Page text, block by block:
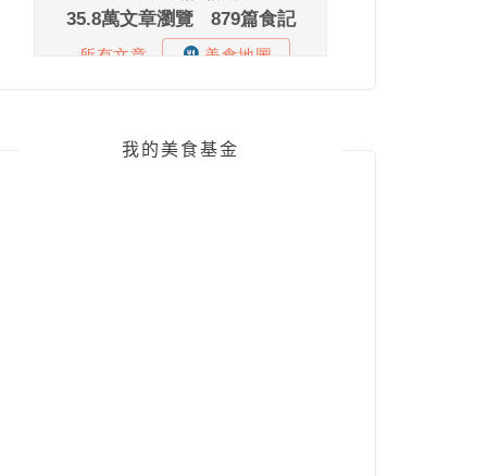
我的美食基金